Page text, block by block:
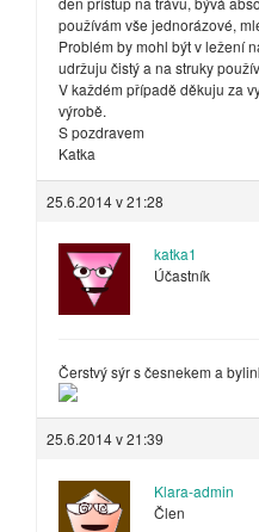
používám vše jednorázové,
Problém by mohl být v ležení
udržuju čistý a na struky
V každém případě děkuju za
výrobě.
S pozdravem
Katka
25.6.2014 v 21:28
katka1
Účastník
Čerstvý sýr s česnekem a
25.6.2014 v 21:39
Klara-admin
Člen